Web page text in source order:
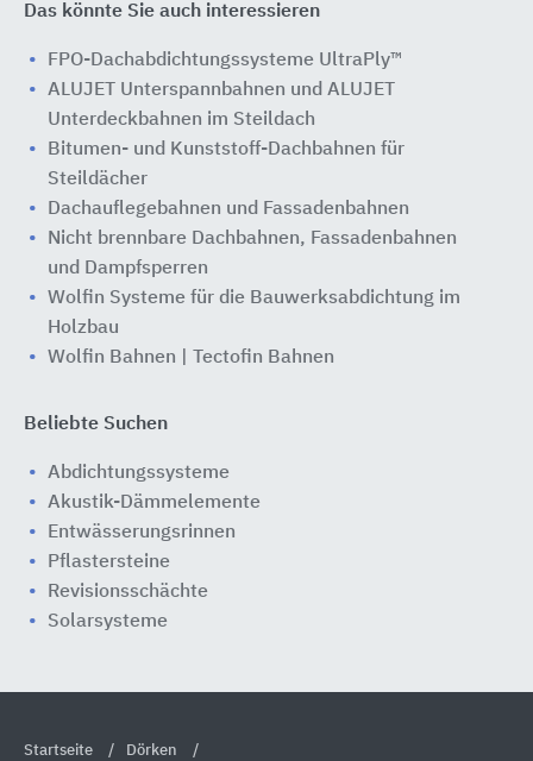
Das könnte Sie auch interessieren
FPO-Dachabdichtungssysteme UltraPly™
ALUJET Unterspannbahnen und ALUJET
Unterdeckbahnen im Steildach
Bitumen- und Kunststoff-Dachbahnen für
Steildächer
Dachauflegebahnen und Fassadenbahnen
Nicht brennbare Dachbahnen, Fassadenbahnen
und Dampfsperren
Wolfin Systeme für die Bauwerksabdichtung im
Holzbau
Wolfin Bahnen | Tectofin Bahnen
Beliebte Suchen
Abdichtungssysteme
Akustik-Dämmelemente
Entwässerungsrinnen
Pflastersteine
Revisionsschächte
Solarsysteme
Startseite
Dörken